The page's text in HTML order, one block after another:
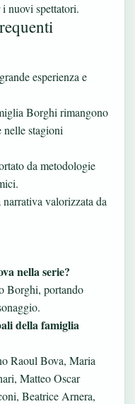
nuovi spettatori.
esperienza e
Borghi rimangono
nelle stagioni
da metodologie
valorizzata da
nella serie?
Borghi, portando
della famiglia
Raoul Bova, Maria
Matteo Oscar
Beatrice Arnera,